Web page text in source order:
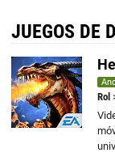
JUEGOS DE
Rol